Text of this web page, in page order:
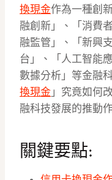
換現金作為一種創
融創新」、「消費
融監管」、「新興
台」、「人工智能
數據分析」等金融
換現金 」究竟如何
融科技發展的推動
關鍵要點: